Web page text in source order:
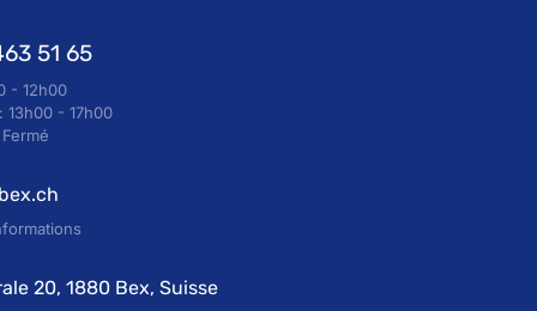
51 65
- 12h00
13h00 - 17h00
20, 1880 Bex, Suisse